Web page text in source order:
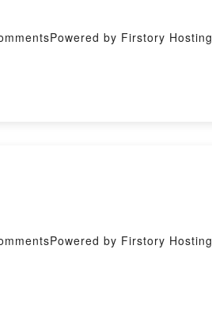
by Firstory Hosting
by Firstory Hosting